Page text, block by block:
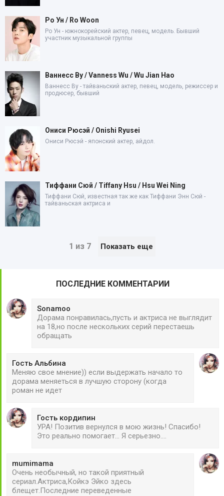
Ро Ун / Ro Woon
Ро Ун - южнокорейский актер, певец, модель. Бывший
участник музыкальной группы
Ваннесс Ву / Vanness Wu / Wu Jian Hao
Ваннесс Ву - тайваньский актер, певец, модель, режиссер и
продюсер, бывший
Ониси Рюсэй / Onishi Ryusei
Ониси Рюсэй - японский актер, айдол.
Тиффани Сюй / Tiffany Hsu / Hsu Wei Ning
Тиффани Сюй, известная так же как Тиффани Энн Сюй -
тайваньская актриса и
1 из 7 Показать еще
ПОСЛЕДНИЕ КОММЕНТАРИИ
Sonamoo
Дорама понравилась,пусть и актриса не выглядит
на 18,но после нескольких серий перестаешь
обращать
Гость Альбина
Меняю свое мнение)) если выдержать начало то
дорама меняеться в лучшую сторону (когда
роман не идет
Гость кордипин
УРА! Позитив вернулся в мою жизнь! Спасибо!
Это реально помогает... Я серьезно....
mumimama
Очень необычный, но такой приятный
сериал.Актриса,Койкэ Эйко здесь
блещет.Последние переведенные